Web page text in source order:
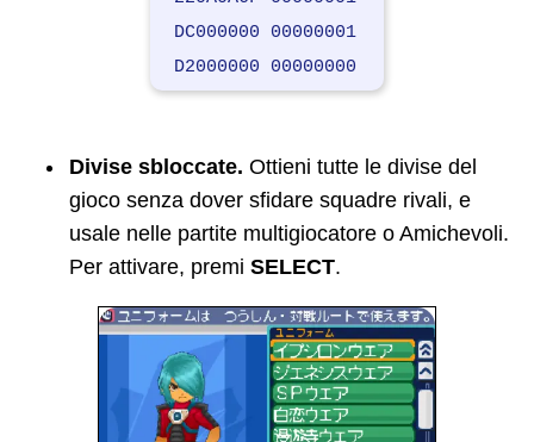
020A0968 63636363
120A0972 00006363
020A0974 63636363
220A0978 00000063
220A097A 00000063
120A097C 00006363
120A097E 00006363
120A0980 00006363
220A0983 00000063
DC000000 00000001
D2000000 00000000
Divise sbloccate. Ottieni tutte le divise del
gioco senza dover sfidare squadre rivali, e
usale nelle partite multigiocatore o Amichevoli.
Per attivare, premi SELECT.